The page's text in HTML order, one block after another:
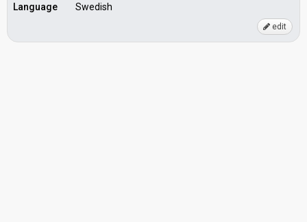
Language Swedish
edit